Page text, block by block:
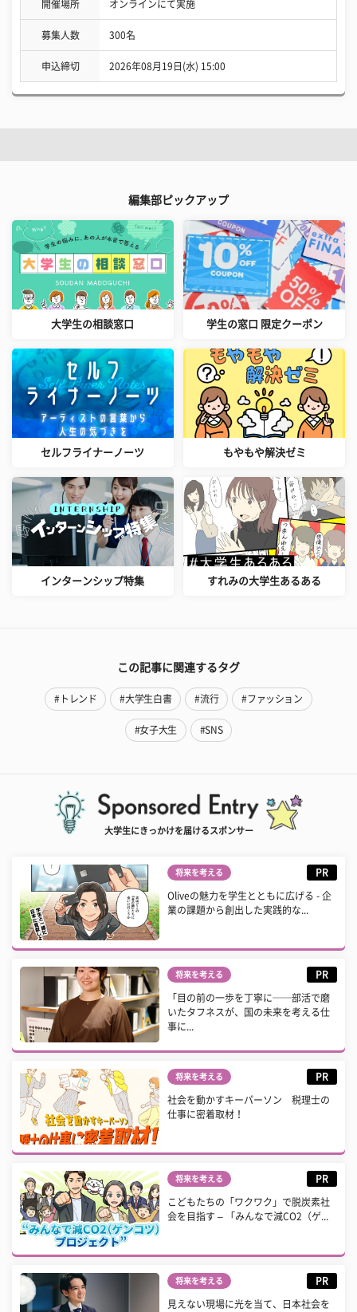
開催場所 オンラインにて実施
募集人数 300名
申込締切 2026年08月19日(水) 15:00
編集部ピックアップ
大学生の相談窓口 学生の窓口 限定クーポン
セルフライナーノーツ もやもや解決ゼミ
インターンシップ特集 すれみの大学生あるある
この記事に関連するタグ
#トレンド #大学生白書 #流行 #ファッション
#女子大生 #SNS
大学生にきっかけを届けるスポンサー
将来を考える PR
Oliveの魅力を学生とともに広げる - 企
業の課題から創出した実践的な...
将来を考える PR
「目の前の一歩を丁寧に──部活で磨
いたタフネスが、国の未来を考える仕
事に...
将来を考える PR
社会を動かすキーパーソン 税理士の
仕事に密着取材！
将来を考える PR
こどもたちの「ワクワク」で脱炭素社
会を目指す – 「みんなで減CO2（ゲ...
将来を考える PR
見えない現場に光を当て、日本社会を